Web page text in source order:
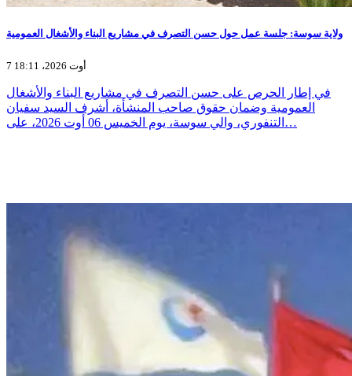
ولاية سوسة: جلسة عمل حول حسن التصرف في مشاريع البناء والأشغال العمومية
7 أوت 2026، 18:11
في إطار الحرص على حسن التصرف في مشاريع البناء والأشغال
العمومية وضمان حقوق صاحب المنشأة، أشرف السيد سفيان
التنفوري، والي سوسة، يوم الخميس 06 أوت 2026، على…